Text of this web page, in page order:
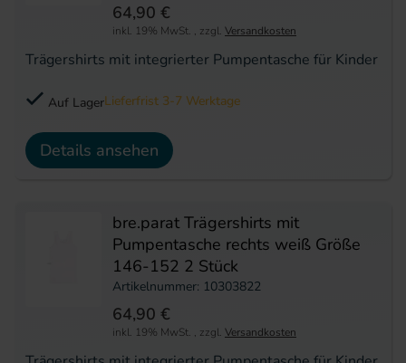
Trägershirts mit integrierter Pumpentasche für Kinder
64,90 €
inkl. 19% MwSt. , zzgl. Versandkosten
Auf LagerLieferfrist 3-7 Werktage
Details ansehen
bre.parat Trägershirts mit
Pumpentasche rechts weiß Größe
146-152 2 Stück
Artikelnummer: 10303822
64,90 €
inkl. 19% MwSt. , zzgl. Versandkosten